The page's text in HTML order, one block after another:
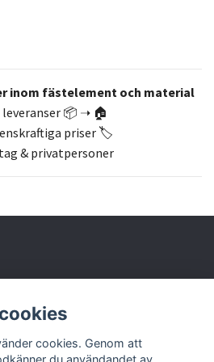
inom fästelement och material
leveranser 📦 ➝ 🏠
priser 🏷️
& privatpersoner
cookies. Genom att
du användandet av